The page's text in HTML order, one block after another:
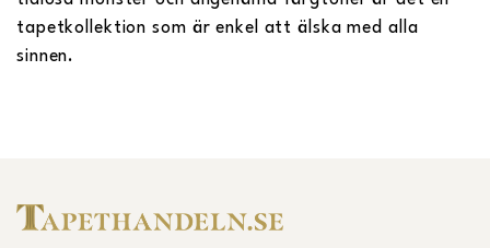
tapetkollektion som är enkel att älska med alla
sinnen.